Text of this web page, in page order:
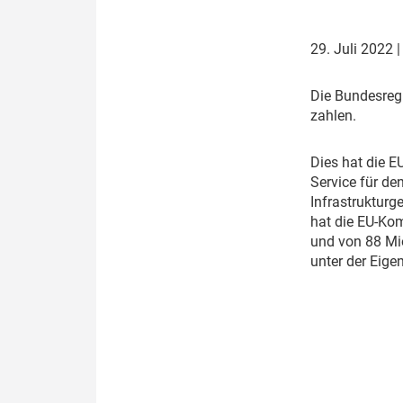
Marktplatz: Wer macht was?
Dossier: Generalsanierung
ÖPNV
29. Juli 2022
Die
zahlen.
Dies hat die
Service für
hat die EU-
und von 88
unter der